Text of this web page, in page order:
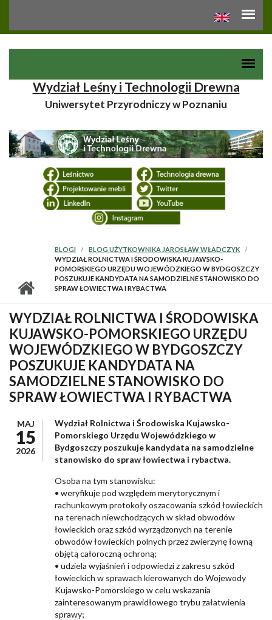
Wydział Leśny i Technologii Drewna
Uniwersytet Przyrodniczy w Poznaniu
BLOGI
BLOG UŻYTKOWNIKA JAROSŁAW WŁADCZYK
WYDZIAŁ ROLNICTWA I ŚRODOWISKA KUJAWSKO-
POMORSKIEGO URZĘDU WOJEWÓDZKIEGO W BYDGOSZCZY
POSZUKUJE KANDYDATA NA SAMODZIELNE STANOWISKO DO
SPRAW ŁOWIECTWA I RYBACTWA
WYDZIAŁ ROLNICTWA I ŚRODOWISKA
KUJAWSKO-POMORSKIEGO URZĘDU
WOJEWÓDZKIEGO W BYDGOSZCZY
POSZUKUJE KANDYDATA NA
SAMODZIELNE STANOWISKO DO
SPRAW ŁOWIECTWA I RYBACTWA
MAJ
15
2026
Wydział Rolnictwa i Środowiska Kujawsko-
Pomorskiego Urzędu Wojewódzkiego w
Bydgoszczy poszukuje kandydata na samodzielne
stanowisko do spraw łowiectwa i rybactwa.
Osoba na tym stanowisku:
• weryfikuje pod względem merytorycznym i
rachunkowym protokoły oszacowania szkód łowieckich
na terenach niewchodzących w skład obwodów
łowieckich oraz szkód wyrządzonych na terenie
obwodów łowieckich polnych przez zwierzynę łowną
objętą całoroczną ochroną;
• udziela wyjaśnień i odpowiedzi z zakresu szkód
łowieckich w sprawach kierowanych do Wojewody
Kujawsko-Pomorskiego w celu wskazania
zainteresowanym prawidłowego trybu załatwienia
sprawy;